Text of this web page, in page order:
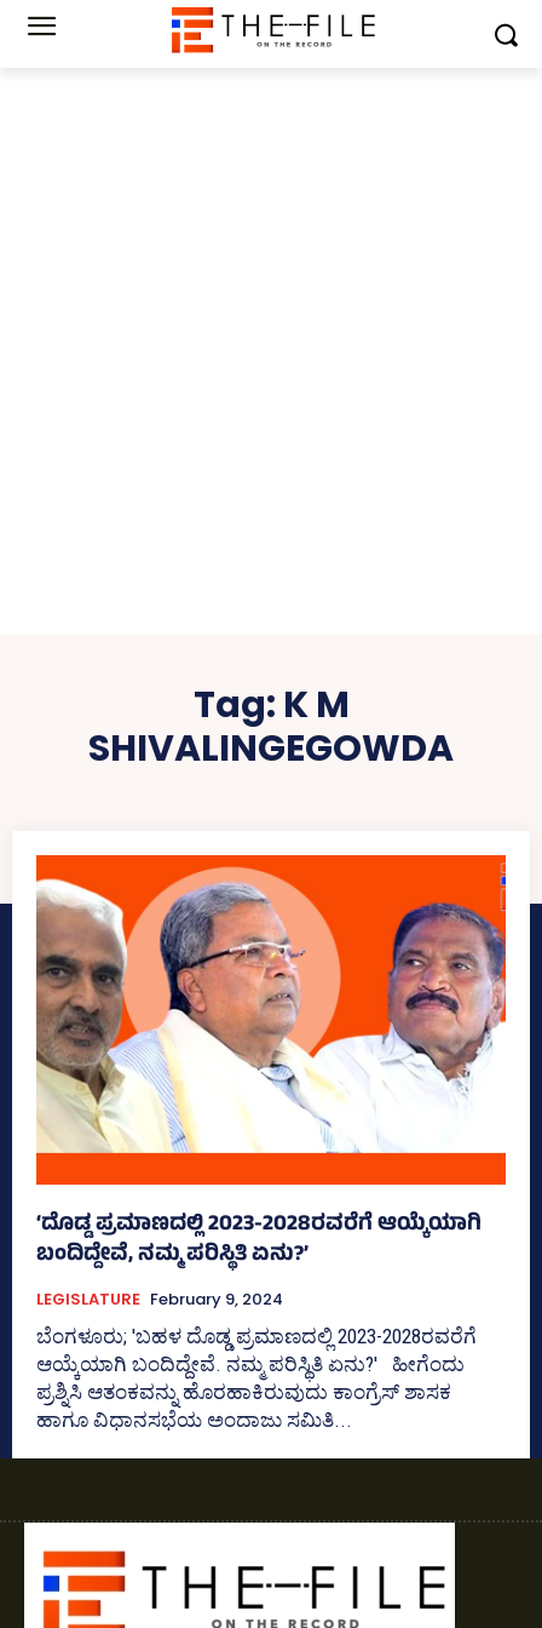
Tag: K M
SHIVALINGEGOWDA
‘ದೊಡ್ಡ ಪ್ರಮಾಣದಲ್ಲಿ 2023-2028ರವರೆಗೆ ಆಯ್ಕೆಯಾಗಿ
ಬಂದಿದ್ದೇವೆ, ನಮ್ಮ ಪರಿಸ್ಥಿತಿ ಏನು?’
LEGISLATURE February 9, 2024
ಬೆಂಗಳೂರು; 'ಬಹಳ ದೊಡ್ಡ ಪ್ರಮಾಣದಲ್ಲಿ 2023-2028ರವರೆಗೆ
ಆಯ್ಕೆಯಾಗಿ ಬಂದಿದ್ದೇವೆ. ನಮ್ಮ ಪರಿಸ್ಥಿತಿ ಏನು?' ಹೀಗೆಂದು
ಪ್ರಶ್ನಿಸಿ ಆತಂಕವನ್ನು ಹೊರಹಾಕಿರುವುದು ಕಾಂಗ್ರೆಸ್‌ ಶಾಸಕ
ಹಾಗೂ ವಿಧಾನಸಭೆಯ ಅಂದಾಜು ಸಮಿತಿ...